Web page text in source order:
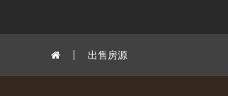
出售房源